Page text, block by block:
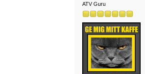
ATV Guru